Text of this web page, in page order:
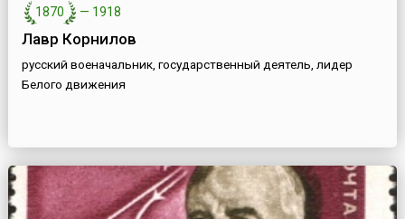
1870 — 1918
Лавр Корнилов
русский военачальник, государственный деятель, лидер
Белого движения